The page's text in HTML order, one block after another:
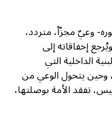
وعيٌ مجزّأ، متردد،
إخفاقاته إلى
الداخلية التي
وحين يتحول الوعي من
تفقد الأمة بوصلتها،